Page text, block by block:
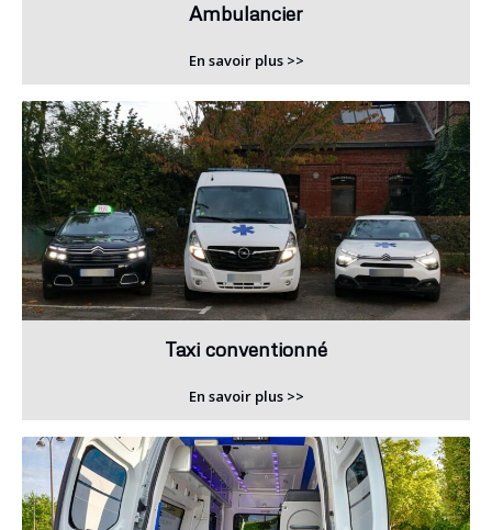
Ambulancier
En savoir plus >>
Taxi conventionné
En savoir plus >>